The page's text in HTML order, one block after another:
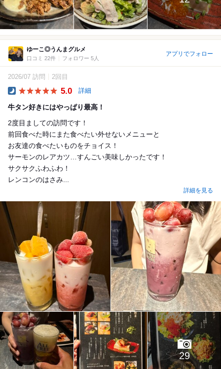
ゆーこ◎うんまグルメ
口コミ 22件 フォロワー 5人
アプリでフォロー
2026/07 訪問 2回目
5.0 詳細
牛タン好きにはやっぱり最高！
2度目ましての訪問です！
前回食べた時にまた食べたい外せないメニューと
お友達の食べたいものをチョイス！
サーモンのレアカツ…すんごい美味しかったです！
サクサクふわふわ！
レンコンのはさみ...
詳細を見る
29